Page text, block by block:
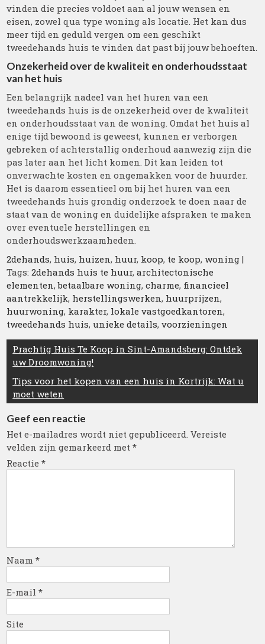
vinden die precies voldoet aan al jouw wensen en
eisen, zowel qua type woning als locatie. Het kan dus
meer tijd en geduld vergen om een geschikt
tweedehands huis te vinden dat past bij jouw behoeften.
Onzekerheid over de kwaliteit en onderhoudsstaat
van het huis
Een belangrijk nadeel van het huren van een
tweedehands huis is de onzekerheid over de kwaliteit
en onderhoudsstaat van de woning. Omdat het huis al
enige tijd bewoond is geweest, kunnen er verborgen
gebreken of achterstallig onderhoud aanwezig zijn die
pas later aan het licht komen. Dit kan leiden tot
onverwachte kosten en ongemakken voor de huurder.
Het is daarom essentieel om bij het huren van een
tweedehands huis grondig onderzoek te doen naar de
staat van de woning en duidelijke afspraken te maken
over eventuele herstellingen en
onderhoudswerkzaamheden.
2dehands, huis, huizen, huur, koop, te koop,woning |
Tags:2dehands huis te huur,architectonische
elementen,betaalbare woning,charme, financieel
aantrekkelijk, herstellingswerken, huurprijzen,
huurwoning, karakter, lokale vastgoedkantoren,
tweedehands huis,unieke details,voorzieningen
Berichtnavigatie
Prachtig Huis Te Koop in Sint-Amandsberg: Ontdek
uw Droomwoning!
Tips voor het kopen van een huis in Kortrijk: Wat u
moet weten
Geef een reactie
Het e-mailadres wordt niet gepubliceerd. Vereiste
velden zijn gemarkeerd met*
Reactie*
Naam*
E-mail*
Site